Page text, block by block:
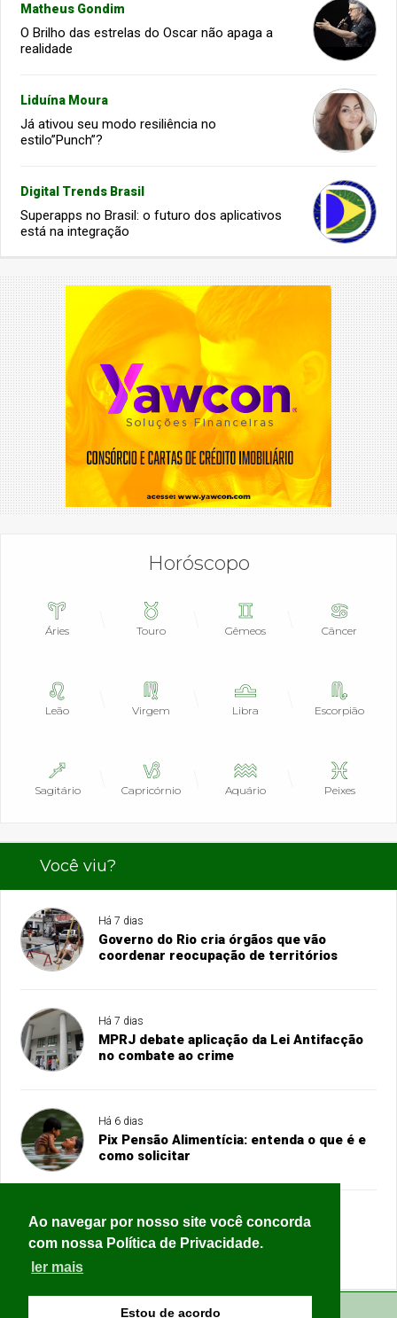
Ao navegar por nosso site você concorda
com nossa Política de Privacidade.
ler mais
Estou de acordo
Matheus Gondim
O Brilho das estrelas do Oscar não apaga a
realidade
Liduína Moura
Já ativou seu modo resiliência no
estilo”Punch”?
Digital Trends Brasil
Superapps no Brasil: o futuro dos aplicativos
está na integração
Horóscopo
Áries Touro Gêmeos Câncer
Leão Virgem Libra Escorpião
Sagitário Capricórnio Aquário Peixes
Você viu?
Há 7 dias
Governo do Rio cria órgãos que vão
coordenar reocupação de territórios
Há 7 dias
MPRJ debate aplicação da Lei Antifacção
no combate ao crime
Há 6 dias
Pix Pensão Alimentícia: entenda o que é e
como solicitar
Há 7 dias
Estado de São Paulo teve 10% mais